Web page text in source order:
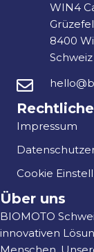
WIN4
8400
Schweiz
Impressum
Cookie
Über uns
BIOMOTO
innovativen